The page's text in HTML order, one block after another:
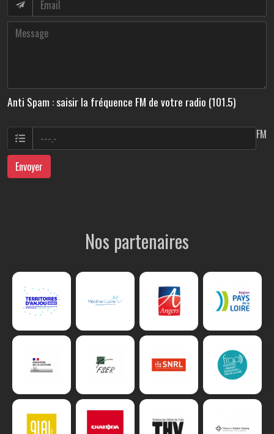
Anti Spam : saisir la fréquence FM de votre radio (101.5)
FM
Envoyer
Nos partenaires